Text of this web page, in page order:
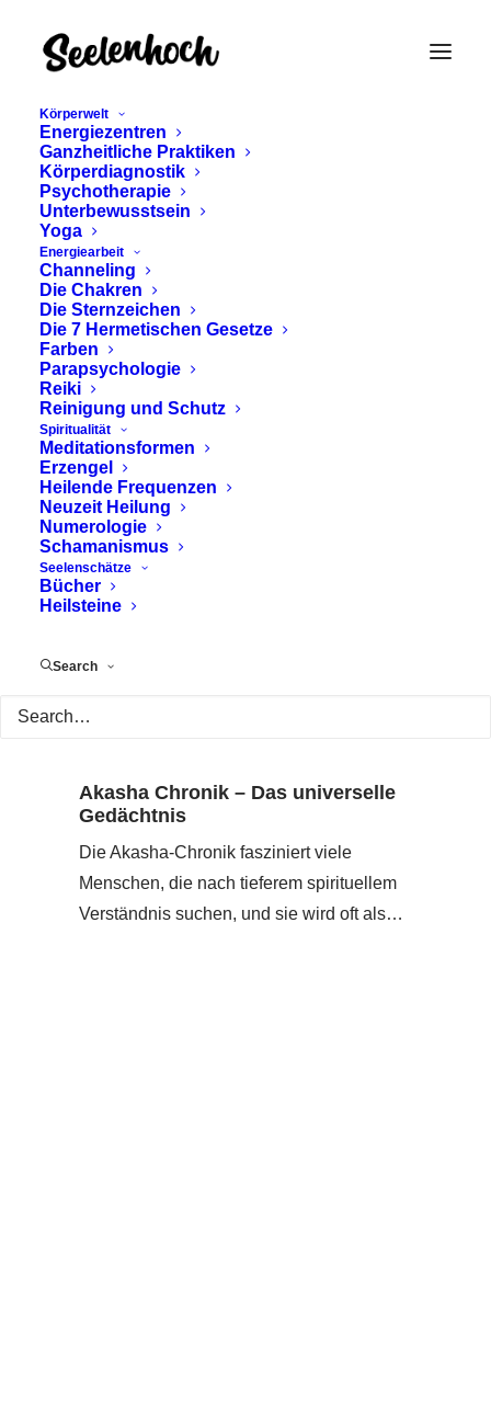
Körperwelt
Energiezentren
Ganzheitliche Praktiken
Körperdiagnostik
Psychotherapie
Unterbewusstsein
Yoga
Energiearbeit
Channeling
Die Chakren
Die Sternzeichen
Die 7 Hermetischen Gesetze
Farben
Parapsychologie
Reiki
Reinigung und Schutz
Spiritualität
Meditationsformen
Erzengel
Heilende Frequenzen
Neuzeit Heilung
Numerologie
Schamanismus
Seelenschätze
Bücher
Heilsteine
Search
Akasha Chronik
Klarheit
Akasha Chronik – Das universelle
Gedächtnis
Die Akasha-Chronik fasziniert viele
Menschen, die nach tieferem spirituellem
Verständnis suchen, und sie wird oft als…